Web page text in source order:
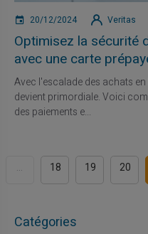
20/12/2024 Veritas
Optimisez la sécurité
avec une carte
Avec l'escalade des achats
devient primordiale. Voici
des paiements e...
... 18 19 20
Catégories